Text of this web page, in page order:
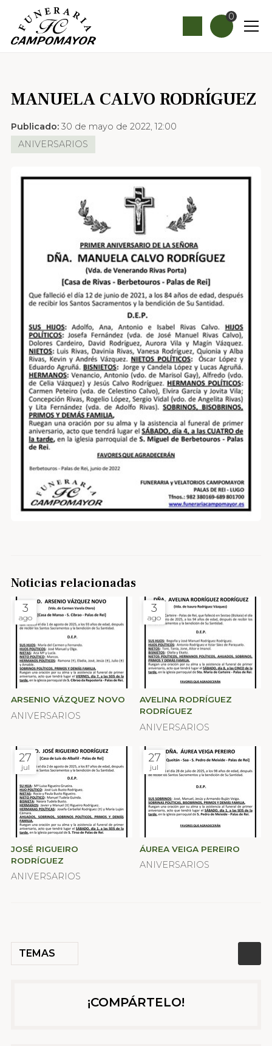
0
MANUELA CALVO RODRÍGUEZ
Publicado: 30 de mayo de 2022, 12:00
ANIVERSARIOS
TEMAS
Noticias relacionadas
3
ago
ARSENIO VÁZQUEZ NOVO
ANIVERSARIOS
3
ago
AVELINA RODRÍGUEZ
RODRÍGUEZ
ANIVERSARIOS
27
jul
JOSÉ RIGUEIRO
RODRÍGUEZ
ANIVERSARIOS
27
jul
ÁUREA VEIGA PEREIRO
ANIVERSARIOS
¡COMPÁRTELO!